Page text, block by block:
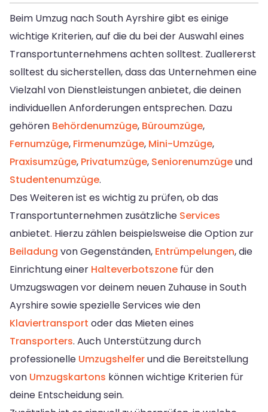
Beim Umzug nach South Ayrshire gibt es einige
wichtige Kriterien, auf die du bei der Auswahl eines
Transportunternehmens achten solltest. Zuallererst
solltest du sicherstellen, dass das Unternehmen eine
Vielzahl von Dienstleistungen anbietet, die deinen
individuellen Anforderungen entsprechen. Dazu
gehören Behördenumzüge, Büroumzüge,
Fernumzüge, Firmenumzüge, Mini-Umzüge,
Praxisumzüge, Privatumzüge, Seniorenumzügeund
Studentenumzüge.
Des Weiteren ist es wichtig zu prüfen, ob das
Transportunternehmen zusätzliche Services
anbietet. Hierzu zählen beispielsweise die Option zur
Beiladung von Gegenständen, Entrümpelungen, die
Einrichtung einer Halteverbotszone für den
Umzugswagen vor deinem neuen Zuhause in South
Ayrshire sowie spezielle Services wie den
Klaviertransport oder das Mieten eines
Transporters. Auch Unterstützung durch
professionelle Umzugshelferund die Bereitstellung
von Umzugskartons können wichtige Kriterien für
deine Entscheidung sein.